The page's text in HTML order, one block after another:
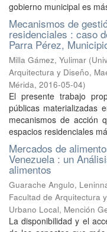
gobierno municipal es
Mecanismos de
residenciales : caso
Parra Pérez,
Milla Gámez, Yulimar (
Arquitectura y Diseño,
Mérida, 2016-05-04)
El presente trabajo
públicas materializadas
mecanismos de acción
espacios residenciales
Mercados de
Venezuela : un
alimentos
Guarache Angulo,
Facultad de Arquitectura
Urbano Local, Mención
La disponibilidad y el